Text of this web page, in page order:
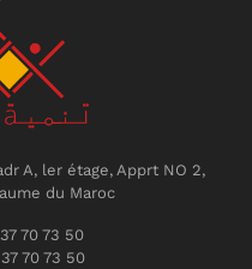
A, ler étage, Apprt NO 2,
du Maroc
70 73 50
70 73 50